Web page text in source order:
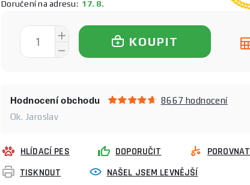
Doručení na adresu: 17. 8.
KOUPIT
Hodnocení obchodu
8667 hodnocení
Ok. Jaroslav
HLÍDACÍ PES DOPORUČIT POROVNAT
TISKNOUT
NAŠEL JSEM LEVNĚJŠÍ